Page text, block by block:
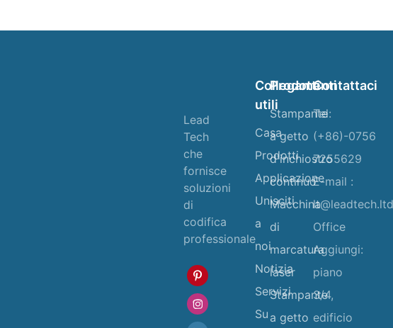
Lead
Tech
che
fornisce
soluzioni
di
codifica
professionale
Collegamenti
utili
Casa
Prodotti
Applicazione
Unisciti
a
noi
Notizia
Servizi
Su
Prodotti
Stampante
a getto
d'inchiostro
continuo
Macchina
di
marcatura
laser
Stampante
a getto
Contattaci
Tel:
(+86)-0756
7255629
E-mail :
lt@leadtech.ltd
Office
Aggiungi:
piano
3/4,
edificio